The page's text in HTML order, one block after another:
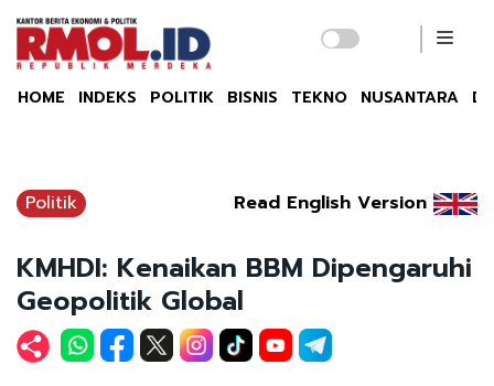
HOME INDEKS POLITIK BISNIS TEKNO NUSANTARA
Politik Read English Version
KMHDI: Kenaikan BBM Dipengaruhi
Geopolitik Global